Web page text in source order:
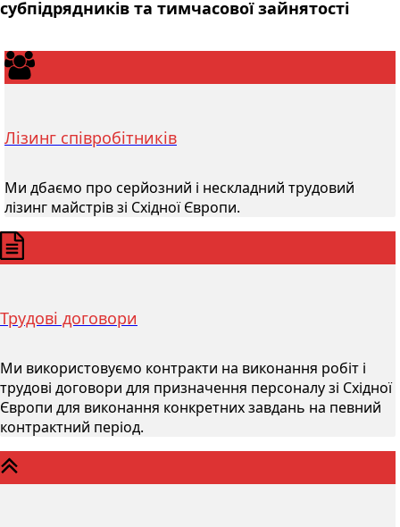
субпідрядників та тимчасової зайнятості
Лізинг співробітників
Ми дбаємо про серйозний і нескладний трудовий
лізинг майстрів зі Східної Європи.
Трудові договори
Ми використовуємо контракти на виконання робіт і
трудові договори для призначення персоналу зі Східної
Європи для виконання конкретних завдань на певний
контрактний період.